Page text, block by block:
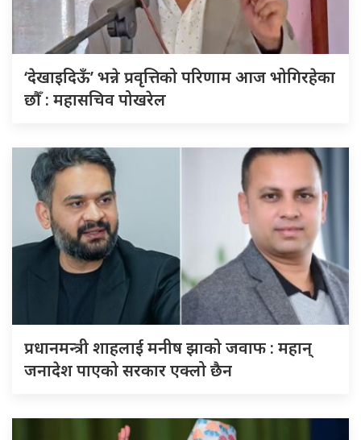
‘देखाइदिऊँ’ भन्ने प्रवृत्तिको परिणाम आज भोगिरहेका
छौँ : महासचिव पोखरेल
प्रधानमन्त्री शाहलाई मनीष झाको जवाफ : महान्
जनादेश पाएको सरकार एक्लो छैन